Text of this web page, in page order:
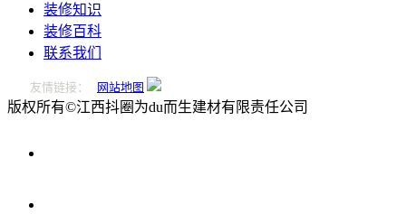
装修知识
装修百科
联系我们
友情链接： 网站地图
版权所有©江西抖圈为du而生建材有限责任公司